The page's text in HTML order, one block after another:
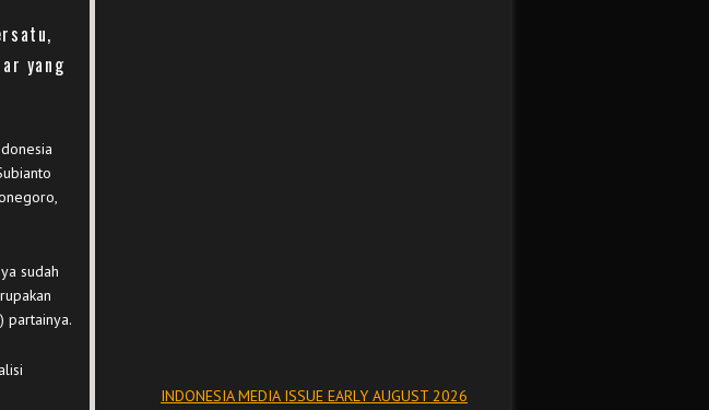
yang
sudah
partainya.
INDONESIA MEDIA ISSUE EARLY AUGUST 2026